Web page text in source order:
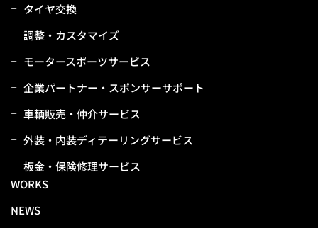
タイヤ交換
調整・カスタマイズ
モータースポーツサービス
企業パートナー・スポンサーサポート
⾞輌販売・仲介サービス
外装・内装ディテーリングサービス
板⾦・保険修理サービス
WORKS
NEWS